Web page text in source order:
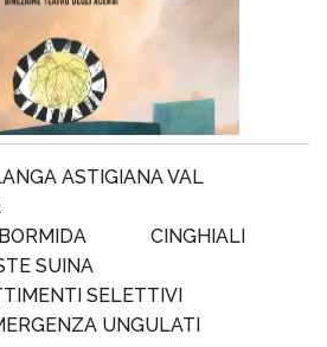
ASTIGIANA VAL
CINGHIALI
SUINA
SELETTIVI
UNGULATI